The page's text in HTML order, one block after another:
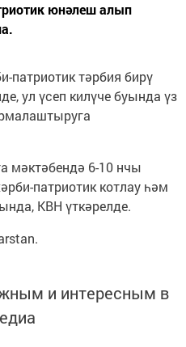
юнәлеш алып
патриотик тәрбия бирү
ул үсеп килүче буында үз
мәктәбендә 6-10 нчы
патриотик котлау һәм
КВН үткәрелде.
и интересным в